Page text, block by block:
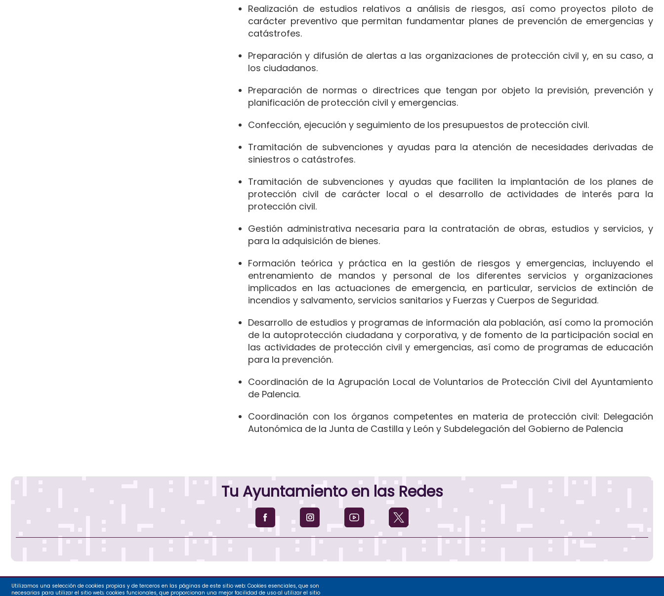
Realización de estudios relativos a análisis de riesgos, así como proyectos piloto de
carácter preventivo que permitan fundamentar planes de prevención de emergencias y
catástrofes.
Preparación y difusión de alertas a las organizaciones de protección civil y, en su caso, a
los ciudadanos.
Preparación de normas o directrices que tengan por objeto la previsión, prevención y
planificación de protección civil y emergencias.
Confección, ejecución y seguimiento de los presupuestos de protección civil.
Tramitación de subvenciones y ayudas para la atención de necesidades derivadas de
siniestros o catástrofes.
Tramitación de subvenciones y ayudas que faciliten la implantación de los planes de
protección civil de carácter local o el desarrollo de actividades de interés para la
protección civil.
Gestión administrativa necesaria para la contratación de obras, estudios y servicios, y
para la adquisición de bienes.
Formación teórica y práctica en la gestión de riesgos y emergencias, incluyendo el
entrenamiento de mandos y personal de los diferentes servicios y organizaciones
implicados en las actuaciones de emergencia, en particular, servicios de extinción de
incendios y salvamento, servicios sanitarios y Fuerzas y Cuerpos de Seguridad.
Desarrollo de estudios y programas de información ala población, así como la promoción
de la autoprotección ciudadana y corporativa, y de fomento de la participación social en
las actividades de protección civil y emergencias, así como de programas de educación
para la prevención.
Coordinación de la Agrupación Local de Voluntarios de Protección Civil del Ayuntamiento
de Palencia.
Coordinación con los órganos competentes en materia de protección civil: Delegación
Autonómica de la Junta de Castilla y León y Subdelegación del Gobierno de Palencia
Tu Ayuntamiento en las Redes
Ayuntamiento de Palencia, 2026
Utilizamos una selección de cookies propias y de terceros en las páginas de este sitio web: Cookies esenciales, que son
necesarias para utilizar el sitio web; cookies funcionales, que proporcionan una mejor facilidad de uso al utilizar el sitio